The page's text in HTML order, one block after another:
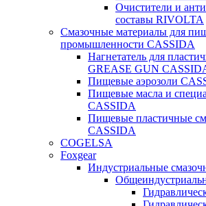
Очистители и
составы RIVOLTA
Смазочные материалы для
промышленности CASSIDA
Нагнетатель для
GREASE GUN
Пищевые аэрозоли
Пищевые масла и
CASSIDA
Пищевые пластичные
CASSIDA
COGELSA
Foxgear
Индустриальные